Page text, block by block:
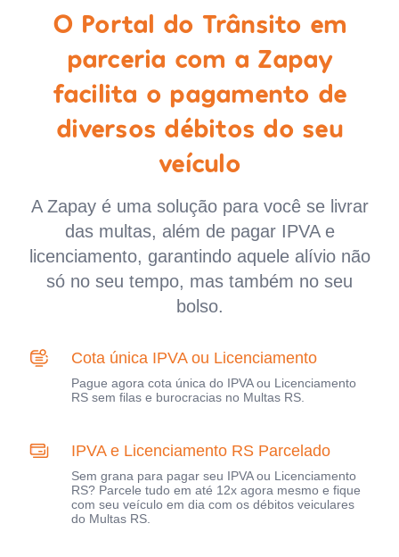
O Portal do Trânsito em
parceria com a Zapay
facilita o pagamento de
diversos débitos do seu
veículo
A Zapay é uma solução para você se livrar
das multas, além de pagar IPVA e
licenciamento, garantindo aquele alívio não
só no seu tempo, mas também no seu
bolso.
Cota única IPVA ou Licenciamento
Pague agora cota única do IPVA ou Licenciamento
RS sem filas e burocracias no Multas RS.
IPVA e Licenciamento RS Parcelado
Sem grana para pagar seu IPVA ou Licenciamento
RS? Parcele tudo em até 12x agora mesmo e fique
com seu veículo em dia com os débitos veiculares
do Multas RS.